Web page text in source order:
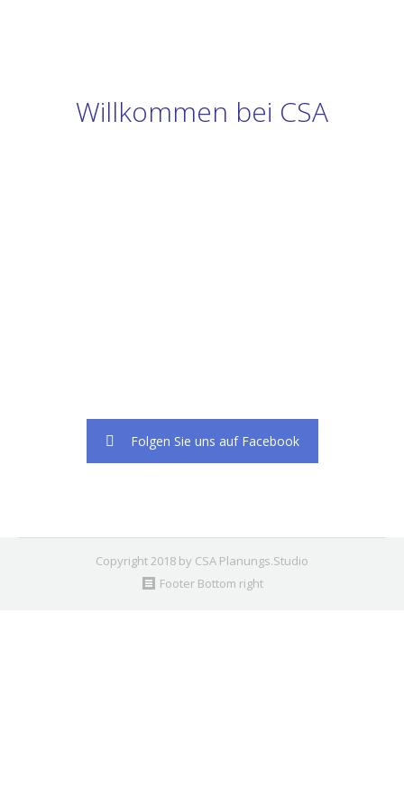
Willkommen bei CSA
Folgen Sie uns auf Facebook
Copyright 2018 by CSA Planungs.Studio
Footer Bottom right